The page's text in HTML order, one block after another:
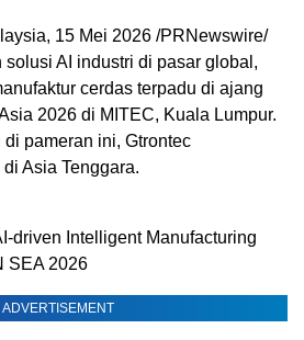
15 Mei 2026 /PRNewswire/
AI industri di pasar global,
cerdas terpadu di ajang
2026 di MITEC, Kuala Lumpur.
pameran ini, Gtrontec
Asia Tenggara.
driven Intelligent Manufacturing
SEA 2026
ADVERTISEMENT